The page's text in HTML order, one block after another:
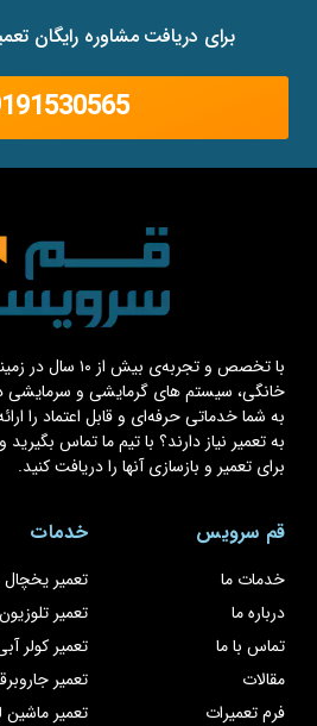
برای دریافت مشاوره رایگان
با تخصص و تجربه‌ی
خانگی، سیستم های گرمایشی و سرمایشی
به شما خدماتی حرفه‌ای و قابل اعتماد را
به تعمیر نیاز دارند؟ با تیم ما تماس
برای تعمیر و بازسازی آنها را دریافت کنید.
قم سرویس
خدمات ما
درباره ما
تماس با ما
مقالات
فرم تعمیرات
خدمات
تعمیر
تعمیر
تعمیر کولر
تعمیر
تعمیر